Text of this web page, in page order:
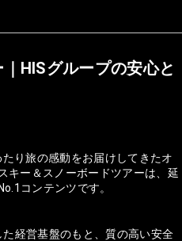
｜HISグループの安心と
り旅の感動をお届けしてきたオ
キー＆スノーボードツアーは、延
コンテンツです。
経営基盤のもと、質の高い安全